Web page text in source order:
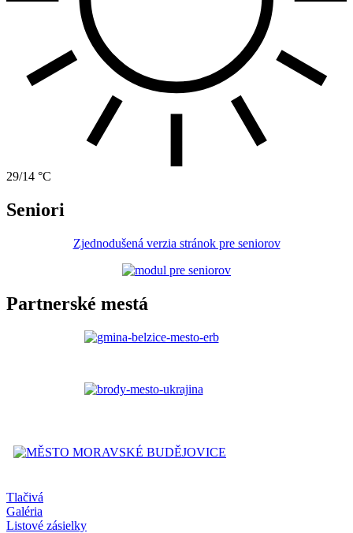
29/14 °C
Seniori
Zjednodušená verzia stránok pre seniorov
Partnerské mestá
Tlačivá
Galéria
Listové zásielky